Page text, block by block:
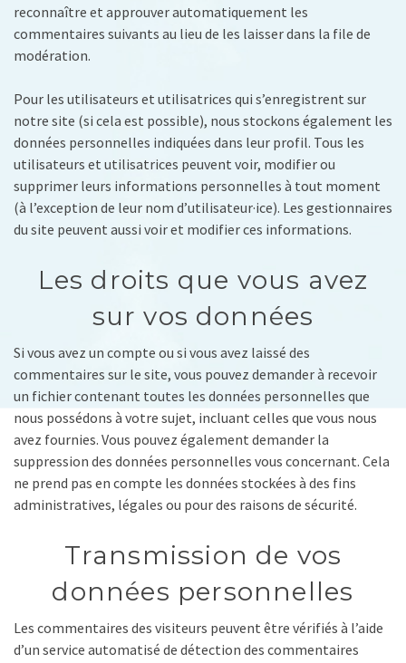
reconnaître et approuver automatiquement les
commentaires suivants au lieu de les laisser dans la file de
modération.
Pour les utilisateurs et utilisatrices qui s’enregistrent sur
notre site (si cela est possible), nous stockons également les
données personnelles indiquées dans leur profil. Tous les
utilisateurs et utilisatrices peuvent voir, modifier ou
supprimer leurs informations personnelles à tout moment
(à l’exception de leur nom d’utilisateur·ice). Les gestionnaires
du site peuvent aussi voir et modifier ces informations.
Les droits que vous avez
sur vos données
Si vous avez un compte ou si vous avez laissé des
commentaires sur le site, vous pouvez demander à recevoir
un fichier contenant toutes les données personnelles que
nous possédons à votre sujet, incluant celles que vous nous
avez fournies. Vous pouvez également demander la
suppression des données personnelles vous concernant. Cela
ne prend pas en compte les données stockées à des fins
administratives, légales ou pour des raisons de sécurité.
Transmission de vos
données personnelles
Les commentaires des visiteurs peuvent être vérifiés à l’aide
d’un service automatisé de détection des commentaires